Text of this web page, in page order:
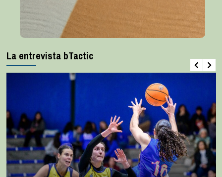
La entrevista bTactic